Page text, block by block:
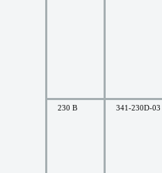
230 В 341-230D-03